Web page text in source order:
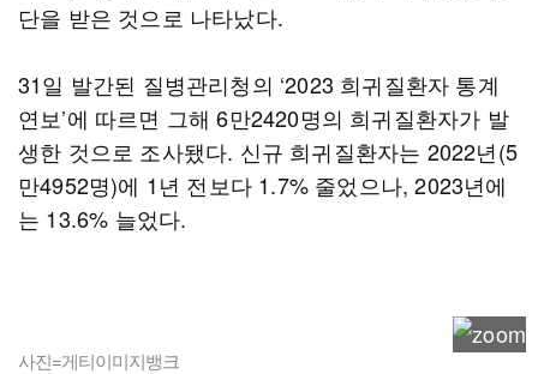
단을 받은 것으로 나타났다.
31일 발간된 질병관리청의 ‘2023 희귀질환자 통계
연보’에 따르면 그해 6만2420명의 희귀질환자가 발
생한 것으로 조사됐다. 신규 희귀질환자는 2022년(5
만4952명)에 1년 전보다 1.7% 줄었으나, 2023년에
는 13.6% 늘었다.
사진=게티이미지뱅크